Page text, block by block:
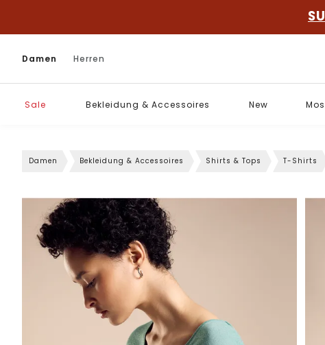
Damen Herren
Sale Bekleidung & Accessoires New
Damen Bekleidung & Accessoires Shirts & Tops T-Shirts